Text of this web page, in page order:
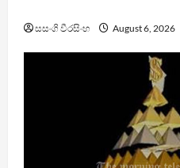
සසංගි වීරසිංහ August 6, 2026